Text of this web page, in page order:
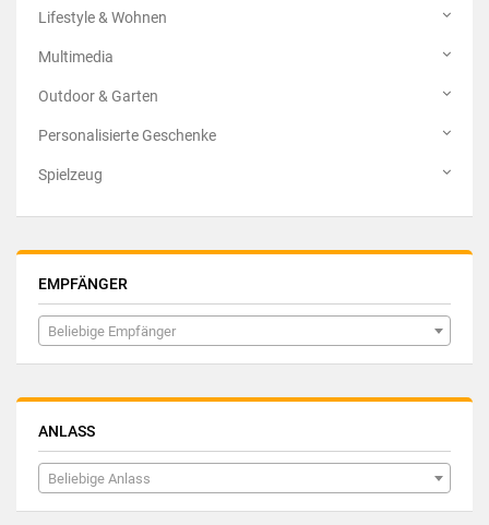
Lifestyle & Wohnen
Multimedia
Outdoor & Garten
Personalisierte Geschenke
Spielzeug
EMPFÄNGER
Beliebige Empfänger
ANLASS
Beliebige Anlass